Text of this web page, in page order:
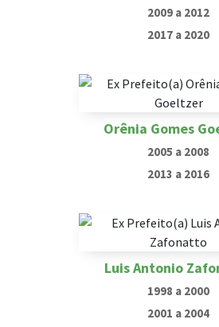
2009 a 2012
2017 a 2020
Orênia Gomes
2005 a 2008
2013 a 2016
Luis Antonio
1998 a 2000
2001 a 2004